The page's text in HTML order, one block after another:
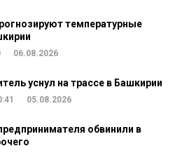
температурные
06.08.2026
уснул на трассе в Башкирии
05.08.2026
обвинили в